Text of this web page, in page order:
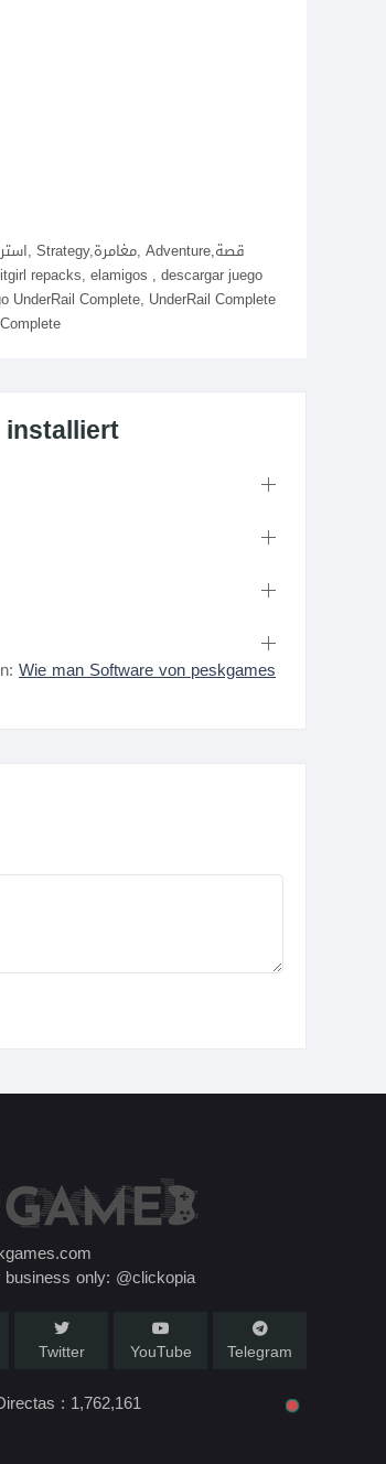
UnderRail Complete, UnderRail Complete
Wie man Software von peskgames
only: @clickopia
Twitter YouTube Telegram
: 1,762,161